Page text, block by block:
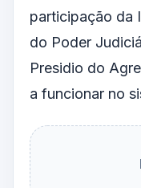
participação da
do Poder
Presidio do
a funcionar no